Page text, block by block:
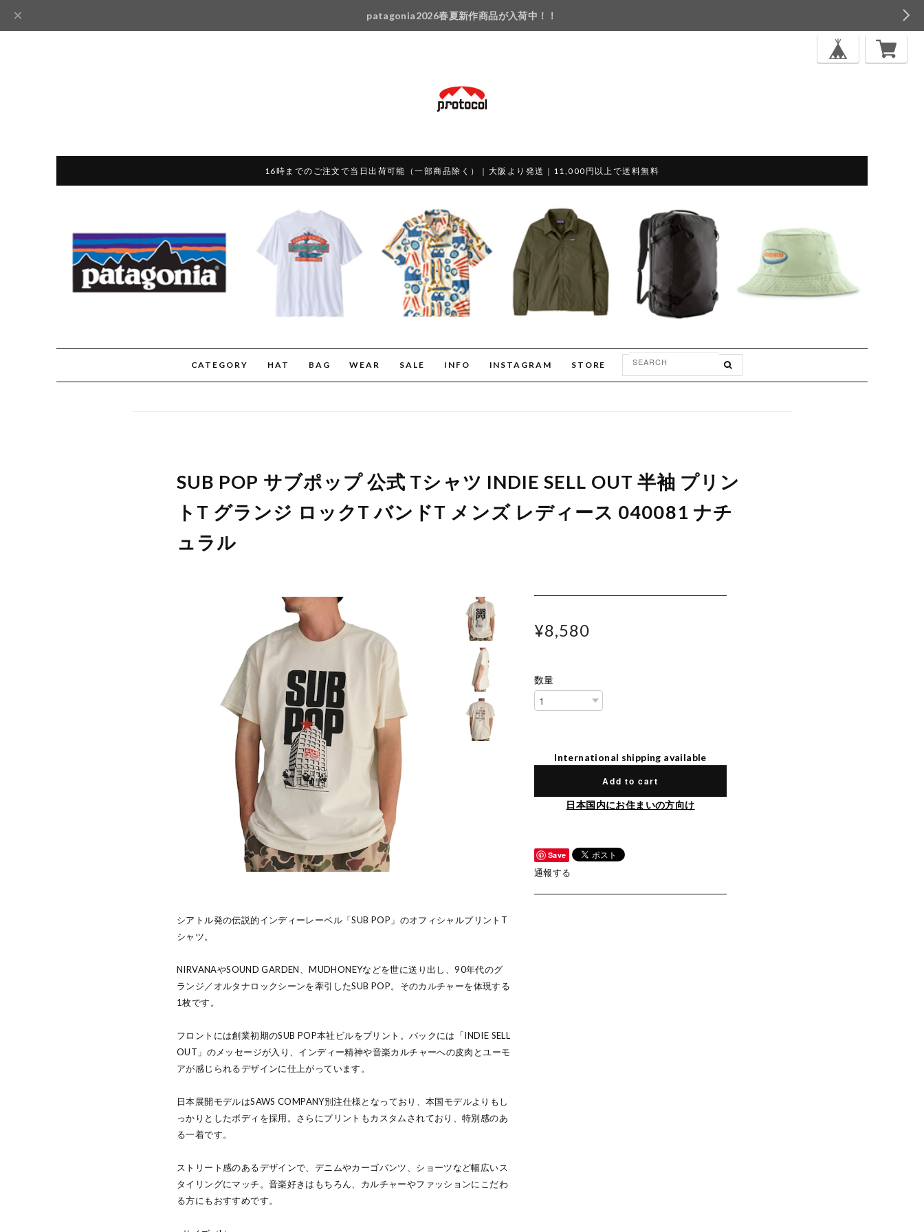
patagonia2026春夏新作商品が入荷中！！
16時までのご注文で当日出荷可能（一部商品除く）｜大阪より発送｜11,000円以上で送料無料
CATEGORY HAT BAG WEAR SALE INFO INSTAGRAM STORE
SUB POP サブポップ 公式 Tシャツ INDIE SELL OUT 半袖 プリン
トT グランジ ロックT バンドT メンズ レディース 040081 ナチ
ュラル
シアトル発の伝説的インディーレーベル「SUB POP」のオフィシャルプリントT
シャツ。
NIRVANAやSOUND GARDEN、MUDHONEYなどを世に送り出し、90年代のグ
ランジ／オルタナロックシーンを牽引したSUB POP。そのカルチャーを体現する
1枚です。
フロントには創業初期のSUB POP本社ビルをプリント。バックには「INDIE SELL
OUT」のメッセージが入り、インディー精神や音楽カルチャーへの皮肉とユーモ
アが感じられるデザインに仕上がっています。
日本展開モデルはSAWS COMPANY別注仕様となっており、本国モデルよりもし
っかりとしたボディを採用。さらにプリントもカスタムされており、特別感のあ
る一着です。
ストリート感のあるデザインで、デニムやカーゴパンツ、ショーツなど幅広いス
タイリングにマッチ。音楽好きはもちろん、カルチャーやファッションにこだわ
る方にもおすすめです。
¥8,580
数量
International shipping available
Add to cart
日本国内にお住まいの方向け
Save
通報する